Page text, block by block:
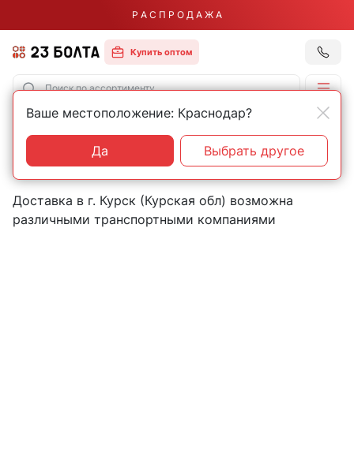
Р А С П Р О Д А Ж А
Купить оптом
Главная Контакты Курск
Пункты выдачи товаров в
городе Курск (Курская обл)
Доставка в г. Курск (Курская обл) возможна
различными транспортными компаниями
Ваше местоположение: Краснодар?
Да Выбрать другое